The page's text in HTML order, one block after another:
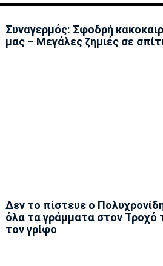
Συναγερμός: Σφοδρή
μας – Μεγάλες ζημιές σε
Δεν το πίστευε ο
όλα τα γράμματα στον Τροχό
τον γρίφο